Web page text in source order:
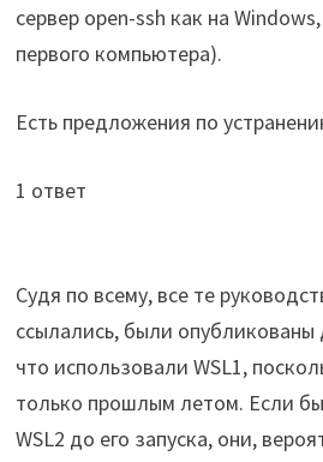
сервер open-ssh как на
первого компьютера).
Есть предложения по
1 ответ
Судя по всему, все те
ссылались, были
что использовали WSL1,
только прошлым летом. Если
WSL2 до его запуска, они,